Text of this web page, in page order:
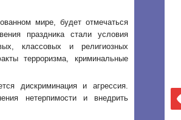
мире, будет отмечаться
праздника стали условия
классовых и религиозных
терроризма, криминальные
дискриминация и агрессия.
нетерпимости и внедрить